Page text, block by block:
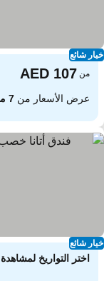
شائع
من
عرض الأسعار من7 مواقع
شائع
اختر التواريخ لمشاهدة